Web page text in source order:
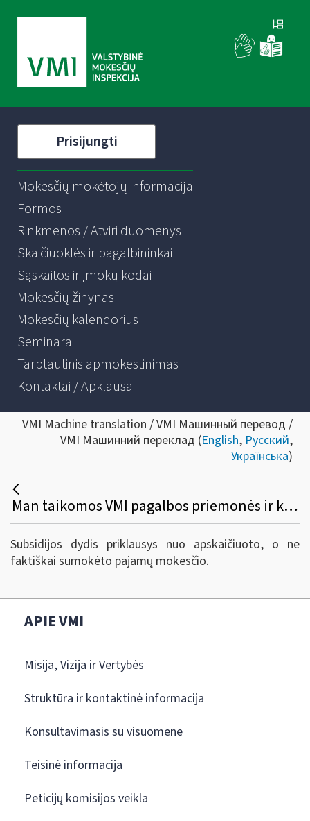
Prisijungti
Mokesčių mokėtojų informacija
Formos
Rinkmenos / Atviri duomenys
Skaičiuoklės ir pagalbininkai
Sąskaitos ir įmokų kodai
Mokesčių žinynas
Mokesčių kalendorius
Seminarai
Tarptautinis apmokestinimas
Kontaktai / Apklausa
VMI Machine translation / VMI Машинный перевод /
VMI Машинний переклад (English, Русский,
Українська)
Man taikomos VMI pagalbos priemonės ir kol kas nesu sumokėjęs gyventojų pajamų mokesčio už 2019 m., apskaičiuoto nuo mano individualios veiklos pajamų. Jį be delspinigių galiu sumokėti iki birželio 30 d. Ar subsidija bus apskaičiuota atsižvelgiant į apskaičiuotą, bet nesumokėtą pajamų mokestį? Ar galėsiu gauti tik 100 Eur, kadangi nesu sumokėjęs pajamų mokesčio už 2019 m.?
Subsidijos dydis priklausys nuo apskaičiuoto, o ne
faktiškai sumokėto pajamų mokesčio.
APIE VMI
Misija, Vizija ir Vertybės
Struktūra ir kontaktinė informacija
Konsultavimasis su visuomene
Teisinė informacija
Peticijų komisijos veikla